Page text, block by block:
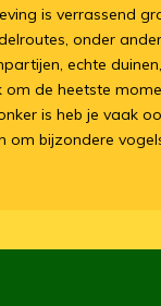
is verrassend
onder
echte
om de heetste
is heb je vaak
om bijzondere